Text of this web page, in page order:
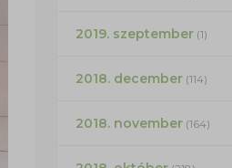
2019. szeptember(1)
2018. december(114)
2018. november(164)